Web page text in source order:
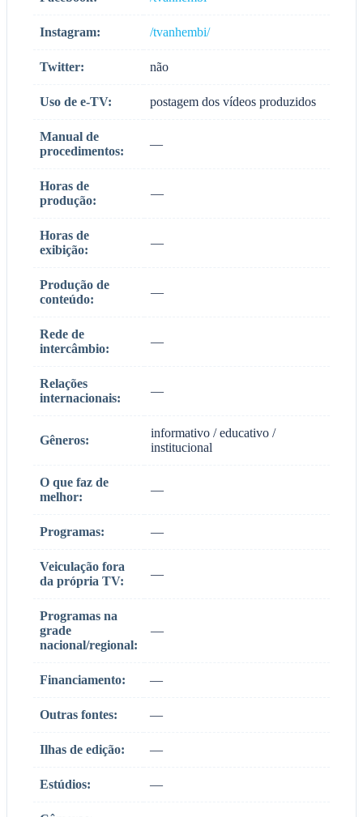
Instagram: /tvanhembi/
Twitter: não
Uso de e-TV: postagem dos vídeos produzidos
Manual de
procedimentos:
—
Horas de
produção:
—
Horas de
exibição:
—
Produção de
conteúdo:
—
Rede de
intercâmbio:
—
Relações
internacionais:
—
Gêneros:
informativo / educativo /
institucional
O que faz de
melhor:
—
Programas: —
Veiculação fora
da própria TV:
—
Programas na
grade
nacional/regional:
—
Financiamento: —
Outras fontes: —
Ilhas de edição: —
Estúdios: —